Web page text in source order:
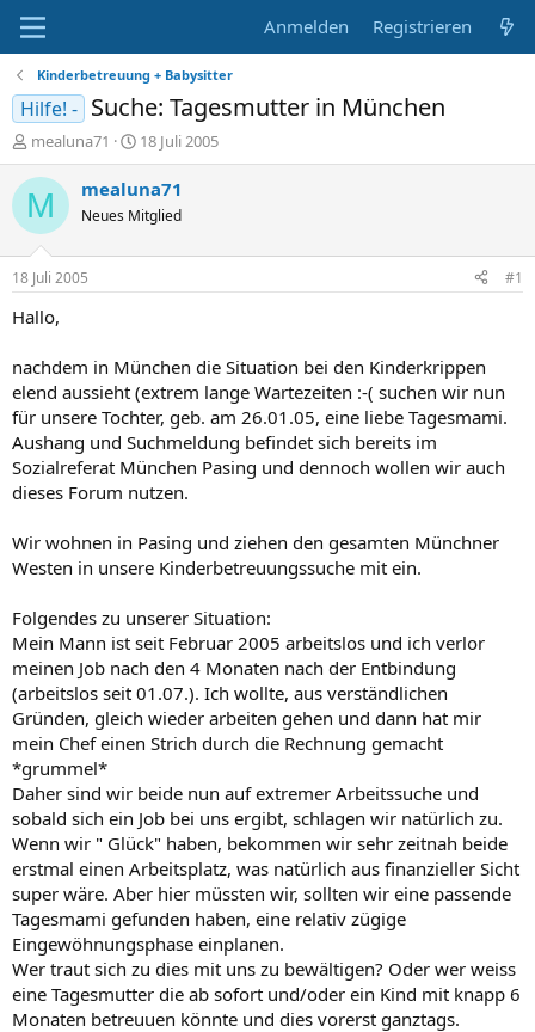
Anmelden Registrieren
Kinderbetreuung + Babysitter
Hilfe! - Suche: Tagesmutter in München
E
r
s
t
e
r
mealuna71
E
r
s
t
e
t
18 Juli 2005
M mealuna71
Neues Mitglied
18 Juli 2005 #1
Hallo,
nachdem in München die Situation bei den Kinderkrippen
elend aussieht (extrem lange Wartezeiten :-( suchen wir nun
für unsere Tochter, geb. am 26.01.05, eine liebe Tagesmami.
Aushang und Suchmeldung befindet sich bereits im
Sozialreferat München Pasing und dennoch wollen wir auch
dieses Forum nutzen.
Wir wohnen in Pasing und ziehen den gesamten Münchner
Westen in unsere Kinderbetreuungssuche mit ein.
Folgendes zu unserer Situation:
Mein Mann ist seit Februar 2005 arbeitslos und ich verlor
meinen Job nach den 4 Monaten nach der Entbindung
(arbeitslos seit 01.07.). Ich wollte, aus verständlichen
Gründen, gleich wieder arbeiten gehen und dann hat mir
mein Chef einen Strich durch die Rechnung gemacht
*grummel*
Daher sind wir beide nun auf extremer Arbeitssuche und
sobald sich ein Job bei uns ergibt, schlagen wir natürlich zu.
Wenn wir " Glück" haben, bekommen wir sehr zeitnah beide
erstmal einen Arbeitsplatz, was natürlich aus finanzieller Sicht
super wäre. Aber hier müssten wir, sollten wir eine passende
Tagesmami gefunden haben, eine relativ zügige
Eingewöhnungsphase einplanen.
Wer traut sich zu dies mit uns zu bewältigen? Oder wer weiss
eine Tagesmutter die ab sofort und/oder ein Kind mit knapp 6
Monaten betreuuen könnte und dies vorerst ganztags.